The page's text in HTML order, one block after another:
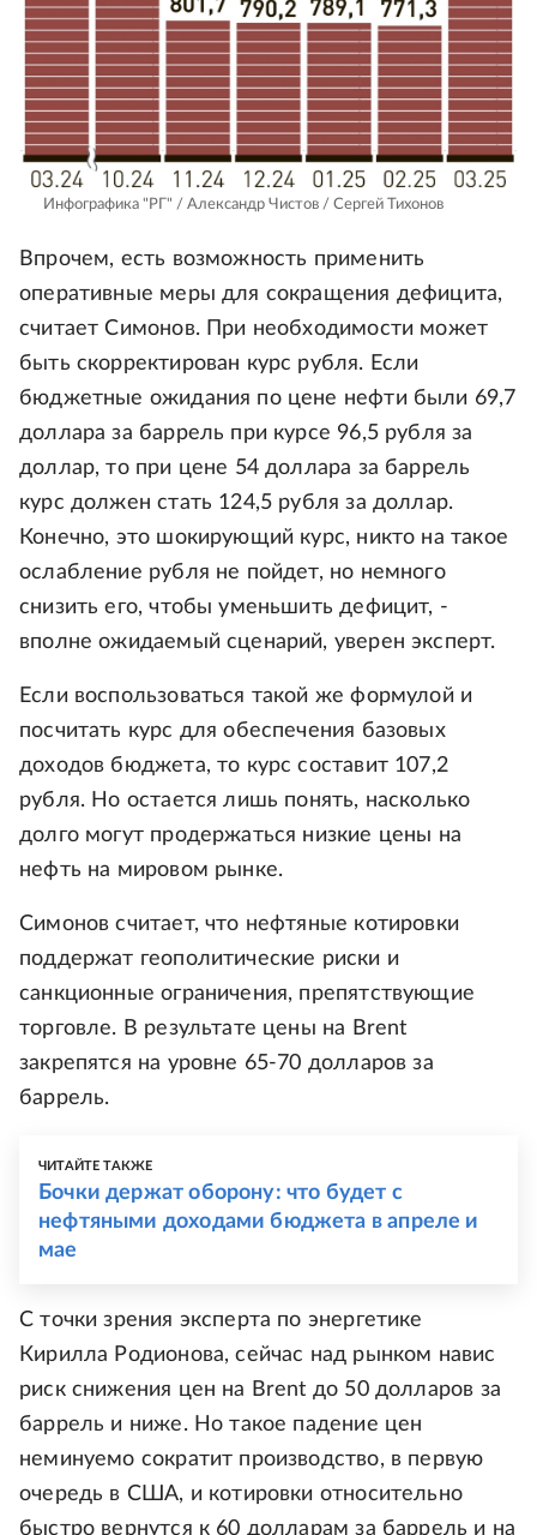
Инфографика "РГ" / Александр Чистов / Сергей Тихонов
Впрочем, есть возможность применить
оперативные меры для сокращения дефицита,
считает Симонов. При необходимости может
быть скорректирован курс рубля. Если
бюджетные ожидания по цене нефти были 69,7
доллара за баррель при курсе 96,5 рубля за
доллар, то при цене 54 доллара за баррель
курс должен стать 124,5 рубля за доллар.
Конечно, это шокирующий курс, никто на такое
ослабление рубля не пойдет, но немного
снизить его, чтобы уменьшить дефицит, -
вполне ожидаемый сценарий, уверен эксперт.
Если воспользоваться такой же формулой и
посчитать курс для обеспечения базовых
доходов бюджета, то курс составит 107,2
рубля. Но остается лишь понять, насколько
долго могут продержаться низкие цены на
нефть на мировом рынке.
Симонов считает, что нефтяные котировки
поддержат геополитические риски и
санкционные ограничения, препятствующие
торговле. В результате цены на Brent
закрепятся на уровне 65-70 долларов за
баррель.
ЧИТАЙТЕ ТАКЖЕ
Бочки держат оборону: что будет с
нефтяными доходами бюджета в апреле и
мае
С точки зрения эксперта по энергетике
Кирилла Родионова, сейчас над рынком навис
риск снижения цен на Brent до 50 долларов за
баррель и ниже. Но такое падение цен
неминуемо сократит производство, в первую
очередь в США, и котировки относительно
быстро вернутся к 60 долларам за баррель и на